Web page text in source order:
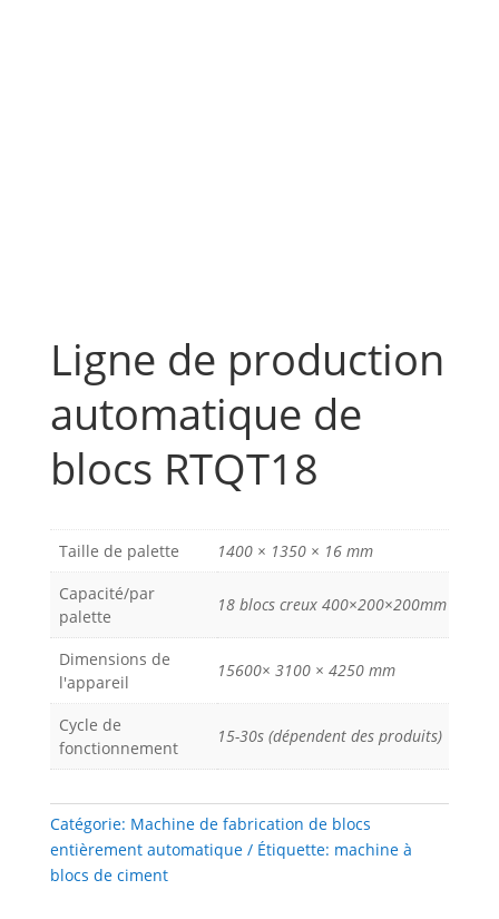
Ligne de production
automatique de
blocs RTQT18
Taille de palette
1400 × 1350 × 16 mm
Capacité/par
palette
18 blocs creux 400×200×200mm
Dimensions de
l'appareil
15600× 3100 × 4250 mm
Cycle de
fonctionnement
15-30s (dépendent des produits)
Catégorie: Machine de fabrication de blocs
entièrement automatique
Étiquette: machine à
blocs de ciment